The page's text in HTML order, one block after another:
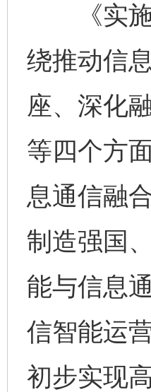
《实施
绕推动信
座、深化
等四个方
息通信融
制造强国
能与信息
信智能运
初步实现